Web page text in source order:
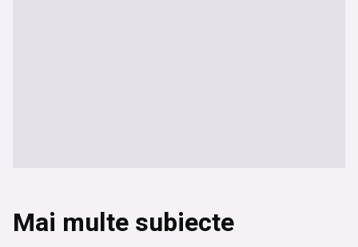
Mai multe subiecte